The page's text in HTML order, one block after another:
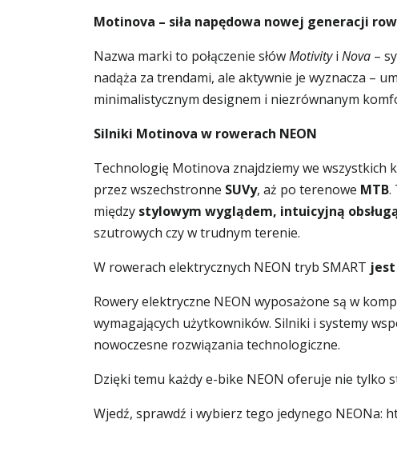
Motinova – siła napędowa nowej generacji
Nazwa marki to połączenie słówMotivityi Nova –
nadąża za trendami, ale aktywnie je wyznacza –
minimalistycznym designem i niezrównanym
Silniki Motinova w rowerach NEON
Technologię Motinova znajdziemy we
przez wszechstronne SUVy, aż po terenowe MTB.
między stylowym wyglądem, intuicyjną
szutrowych czy w trudnym terenie.
W rowerach elektrycznych NEON tryb SMART
Rowery elektryczne NEON wyposażone są w
wymagających użytkowników. Silniki i systemy
nowoczesne rozwiązania technologiczne.
Dzięki temu każdy e-bike NEON oferuje nie tylko
Wjedź, sprawdź i wybierz tego jedynego NEONa: